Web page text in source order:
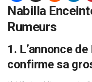
Nabilla
Rumeurs
1. L’annonce
confirme sa